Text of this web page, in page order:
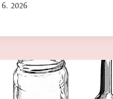
6. 2026